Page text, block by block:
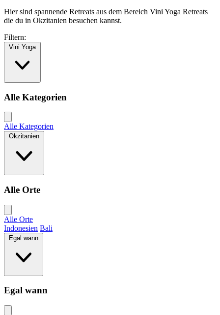
Hier sind spannende Retreats aus dem Bereich Vini Yoga Retreats
die du in Okzitanien besuchen kannst.
Filtern:
Vini Yoga
Alle Kategorien
Alle Kategorien
Okzitanien
Alle Orte
Alle Orte
Indonesien Bali
Egal wann
Egal wann